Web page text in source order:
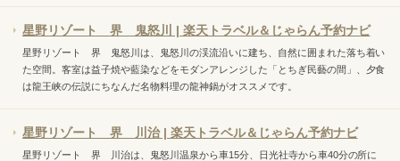
星野リゾート 界 鬼怒川 | 楽天トラベル＆じゃらん予約ナビ
星野リゾート 界 鬼怒川は、鬼怒川の渓流沿いに建ち、自然に囲まれた落ち着い
た空間。客室は益子焼や藍染などをモダンアレンジした「とちぎ民藝の間」、夕食
は龍王峡の伝説にちなんだ名物料理の龍神鍋がオススメです。
星野リゾート 界 川治 | 楽天トラベル＆じゃらん予約ナビ
星野リゾート 界 川治は、鬼怒川温泉から車15分、日光社寺から車40分の所に